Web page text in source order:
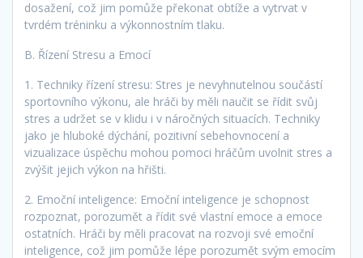
dosažení, což jim pomůže překonat obtíže a vytrvat v
tvrdém tréninku a výkonnostním tlaku.
B. Řízení Stresu a Emocí
1. Techniky řízení stresu: Stres je nevyhnutelnou součástí
sportovního výkonu, ale hráči by měli naučit se řídit svůj
stres a udržet se v klidu i v náročných situacích. Techniky
jako je hluboké dýchání, pozitivní sebehovnocení a
vizualizace úspěchu mohou pomoci hráčům uvolnit stres a
zvýšit jejich výkon na hřišti.
2. Emoční inteligence: Emoční inteligence je schopnost
rozpoznat, porozumět a řídit své vlastní emoce a emoce
ostatních. Hráči by měli pracovat na rozvoji své emoční
inteligence, což jim pomůže lépe porozumět svým emocím